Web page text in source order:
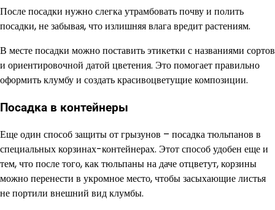
После посадки нужно слегка утрамбовать почву и полить
посадки, не забывая, что излишняя влага вредит растениям.
В месте посадки можно поставить этикетки с названиями сортов
и ориентировочной датой цветения. Это помогает правильно
оформить клумбу и создать красивоцветущие композиции.
Посадка в контейнеры
Еще один способ защиты от грызунов – посадка тюльпанов в
специальных корзинах-контейнерах. Этот способ удобен еще и
тем, что после того, как тюльпаны на даче отцветут, корзины
можно перенести в укромное место, чтобы засыхающие листья
не портили внешний вид клумбы.